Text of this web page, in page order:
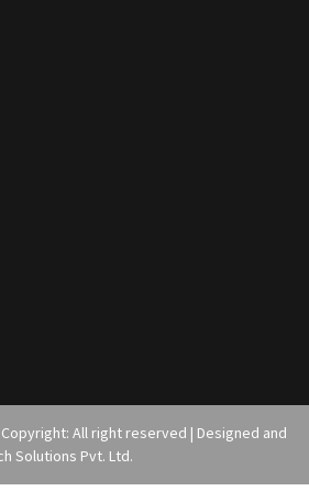
All right reserved | Designed and
Solutions Pvt. Ltd.